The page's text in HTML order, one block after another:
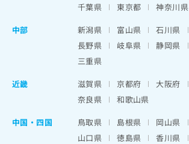
千葉県
東京都 神奈川県
中部
新潟県 富山県 石川県
長野県
岐阜県 静岡県
三重県
近畿
滋賀県 京都府 大阪府
奈良県
和歌山県
中国・四国
鳥取県 島根県 岡山県
山口県
徳島県 香川県